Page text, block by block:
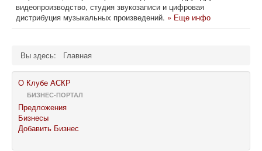
видеопроизводство, студия звукозаписи и цифровая
дистрибуция музыкальных произведений. » Еще инфо
Вы здесь: Главная
О Клубе АСКР
БИЗНЕС-ПОРТАЛ
Предложения
Бизнесы
Добавить Бизнес